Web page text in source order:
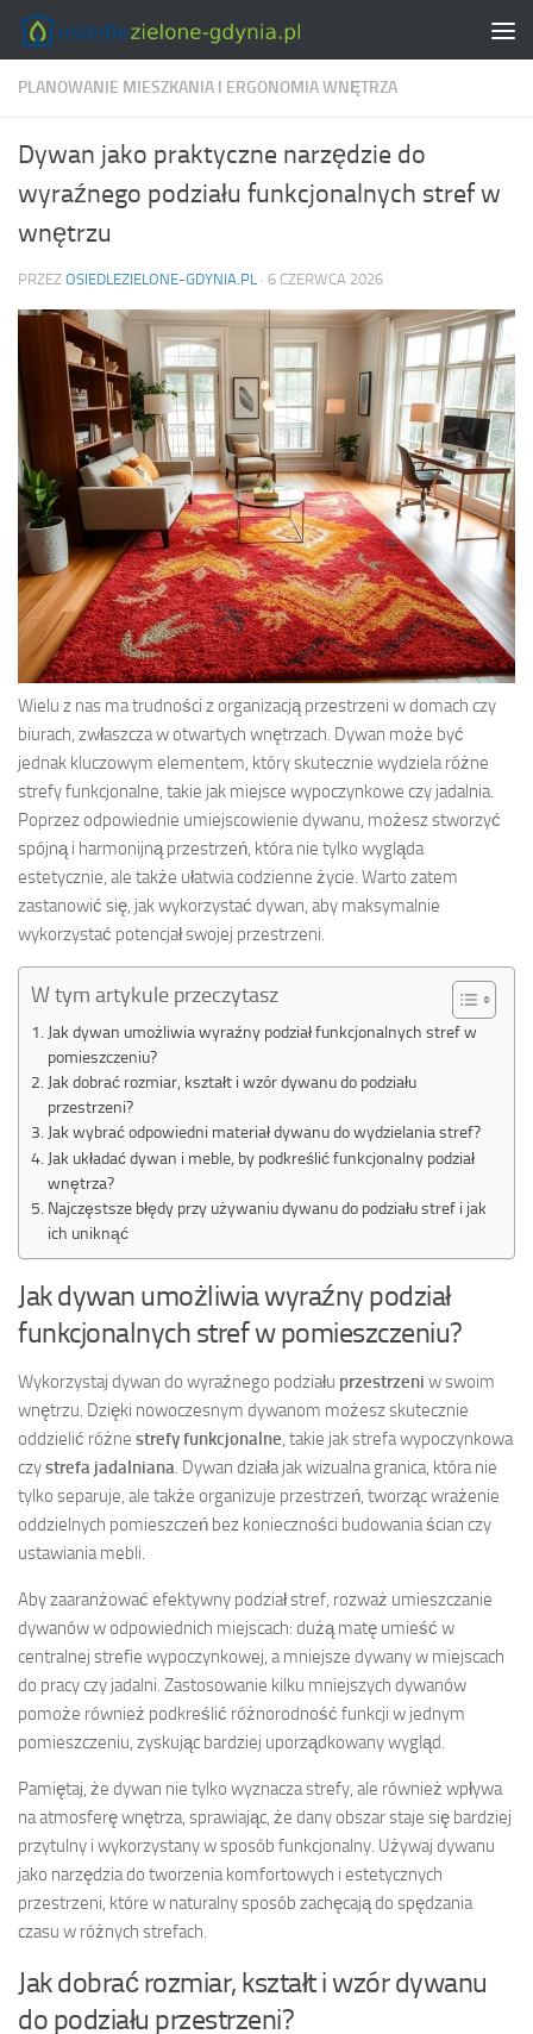
Skip to content
PLANOWANIE MIESZKANIA I ERGONOMIA WNĘTRZA
Dywan jako praktyczne narzędzie do
wyraźnego podziału funkcjonalnych stref w
wnętrzu
PRZEZ OSIEDLEZIELONE-GDYNIA.PL · 6 CZERWCA 2026
Wielu z nas ma trudności z organizacją przestrzeni w domach czy
biurach, zwłaszcza w otwartych wnętrzach. Dywan może być
jednak kluczowym elementem, który skutecznie wydziela różne
strefy funkcjonalne, takie jak miejsce wypoczynkowe czy jadalnia.
Poprzez odpowiednie umiejscowienie dywanu, możesz stworzyć
spójną i harmonijną przestrzeń, która nie tylko wygląda
estetycznie, ale także ułatwia codzienne życie. Warto zatem
zastanowić się, jak wykorzystać dywan, aby maksymalnie
wykorzystać potencjał swojej przestrzeni.
W tym artykule przeczytasz
Jak dywan umożliwia wyraźny podział funkcjonalnych stref w
pomieszczeniu?
Jak dobrać rozmiar, kształt i wzór dywanu do podziału
przestrzeni?
Jak wybrać odpowiedni materiał dywanu do wydzielania stref?
Jak układać dywan i meble, by podkreślić funkcjonalny podział
wnętrza?
Najczęstsze błędy przy używaniu dywanu do podziału stref i jak
ich uniknąć
Jak dywan umożliwia wyraźny podział
funkcjonalnych stref w pomieszczeniu?
Wykorzystaj dywan do wyraźnego podziału przestrzeni w swoim
wnętrzu. Dzięki nowoczesnym dywanom możesz skutecznie
oddzielić różne strefy funkcjonalne , takie jak strefa wypoczynkowa
czystrefa jadalniana . Dywan działa jak wizualna granica, która nie
tylko separuje, ale także organizuje przestrzeń, tworząc wrażenie
oddzielnych pomieszczeń bez konieczności budowania ścian czy
ustawiania mebli.
Aby zaaranżować efektywny podział stref, rozważ umieszczanie
dywanów w odpowiednich miejscach: dużą matę umieść w
centralnej strefie wypoczynkowej, a mniejsze dywany w miejscach
do pracy czy jadalni. Zastosowanie kilku mniejszych dywanów
pomoże również podkreślić różnorodność funkcji w jednym
pomieszczeniu, zyskując bardziej uporządkowany wygląd.
Pamiętaj, że dywan nie tylko wyznacza strefy, ale również wpływa
na atmosferę wnętrza, sprawiając, że dany obszar staje się bardziej
przytulny i wykorzystany w sposób funkcjonalny. Używaj dywanu
jako narzędzia do tworzenia komfortowych i estetycznych
przestrzeni, które w naturalny sposób zachęcają do spędzania
czasu w różnych strefach.
Jak dobrać rozmiar, kształt i wzór dywanu
do podziału przestrzeni?